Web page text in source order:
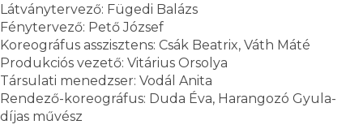
Látványtervező: Fügedi Balázs
Fénytervező: Pető József
Koreográfus asszisztens: Csák Beatrix, Váth Máté
Produkciós vezető: Vitárius Orsolya
Társulati menedzser: Vodál Anita
Rendező-koreográfus: Duda Éva, Harangozó Gyula-
díjas művész